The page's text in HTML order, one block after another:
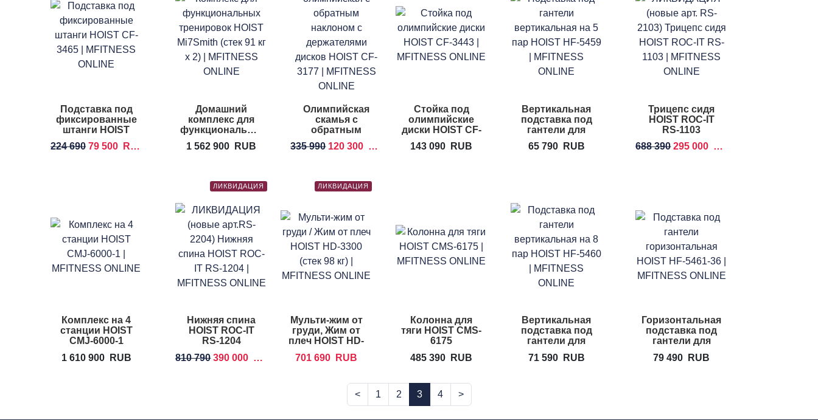
Подставка под
фиксированные
штанги HOIST
CF-3465
224 690 79 500 RUB
Домашний
комплекс для
функциональных
тренировок
HOIST Mi7Smith
1 562 900 RUB
Олимпийская
скамья с
обратным
наклоном HOIST
CF-3177
335 990 120 300 RUB
Стойка под
олимпийские
диски HOIST CF-
3443
143 090 RUB
Вертикальная
подставка под
гантели для
дома HOIST HF-
5459
65 790 RUB
Трицепс сидя
HOIST ROC-IT
RS-1103
688 390 295 000 RUB
Комплекс на 4
станции HOIST
CMJ-6000-1
1 610 900
RUB
ЛИКВИДАЦИЯ
Нижняя спина
HOIST ROC-IT
RS-1204
810 790 390 000 RUB
ЛИКВИДАЦИЯ
Мульти-жим от
груди, Жим от
плеч HOIST HD-
701 690 RUB
Колонна для
тяги HOIST CMS-
6175
485 390
RUB
Вертикальная
подставка под
гантели для
5460
71 590 RUB
Горизонтальная
подставка под
гантели для
5461-36
79 490 RUB
< 1 2 3 4 >